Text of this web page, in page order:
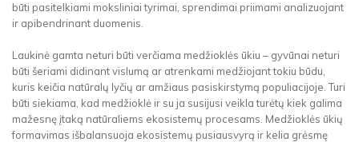
būti pasitelkiami moksliniai tyrimai, sprendimai priimami analizuojant
ir apibendrinant duomenis.
Laukinė gamta neturi būti verčiama medžioklės ūkiu – gyvūnai neturi
būti šeriami didinant vislumą ar atrenkami medžiojant tokiu būdu,
kuris keičia natūralų lyčių ar amžiaus pasiskirstymą populiacijoje. Turi
būti siekiama, kad medžioklė ir su ja susijusi veikla turėtų kiek galima
mažesnę įtaką natūraliems ekosistemų procesams. Medžioklės ūkių
formavimas išbalansuoja ekosistemų pusiausvyrą ir kelia grėsmę